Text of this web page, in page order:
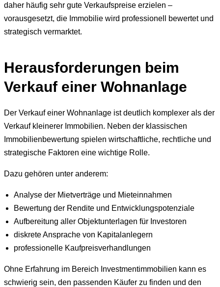
daher häufig sehr gute Verkaufspreise erzielen –
vorausgesetzt, die Immobilie wird professionell bewertet und
strategisch vermarktet.
Herausforderungen beim
Verkauf einer Wohnanlage
Der Verkauf einer Wohnanlage ist deutlich komplexer als der
Verkauf kleinerer Immobilien. Neben der klassischen
Immobilienbewertung spielen wirtschaftliche, rechtliche und
strategische Faktoren eine wichtige Rolle.
Dazu gehören unter anderem:
Analyse der Mietverträge und Mieteinnahmen
Bewertung der Rendite und Entwicklungspotenziale
Aufbereitung aller Objektunterlagen für Investoren
diskrete Ansprache von Kapitalanlegern
professionelle Kaufpreisverhandlungen
Ohne Erfahrung im Bereich Investmentimmobilien kann es
schwierig sein, den passenden Käufer zu finden und den